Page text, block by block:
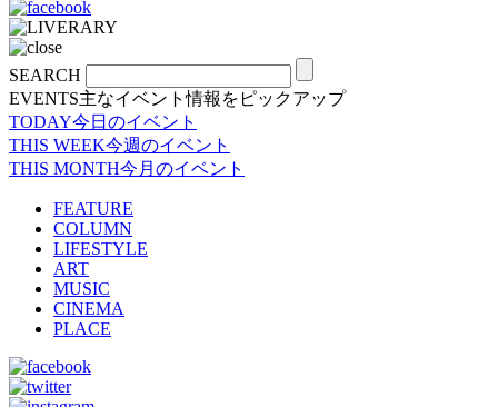
SEARCH
EVENTS主なイベント情報をピックアップ
TODAY今日のイベント
THIS WEEK今週のイベント
THIS MONTH今月のイベント
FEATURE
COLUMN
LIFESTYLE
ART
MUSIC
CINEMA
PLACE